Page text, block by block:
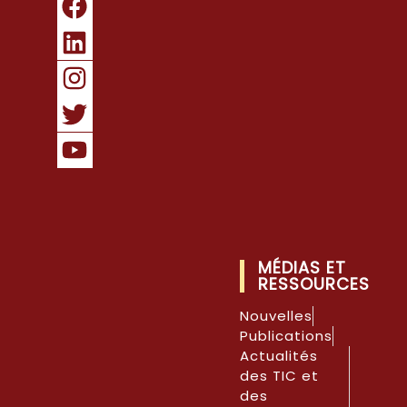
MÉDIAS ET
RESSOURCES
Nouvelles
Publications
Actualités
des TIC et
des